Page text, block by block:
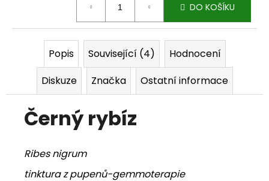
DO KOŠÍKU
Popis Související (4)
Hodnocení
Diskuze
Značka Ostatní informace
Černý rybíz
Ribes nigrum
tinktura z pupenů-gemmoterapie
m